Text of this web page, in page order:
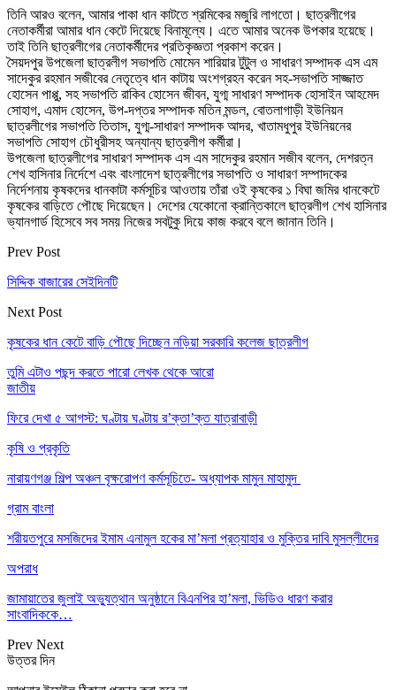
তিনি আরও বলেন, আমার পাকা ধান কাটতে শ্রমিকের মজুরি লাগতো। ছাত্রলীগের
নেতাকর্মীরা আমার ধান কেটে দিয়েছে বিনামূল্যে। এতে আমার অনেক উপকার হয়েছে।
তাই তিনি ছাত্রলীগের নেতাকর্মীদের প্রতিকৃজ্ঞতা প্রকাশ করেন।
সৈয়দপুর উপজেলা ছাত্রলীগ সভাপতি মোমেন শারিয়ার টুটুল ও সাধারণ সম্পাদক এস এম
সাদেকুর রহমান সজীবের নেতৃত্বে ধান কাটায় অংশগ্রহন করেন সহ-সভাপতি সাজ্জাত
হোসেন পাপ্পু, সহ সভাপতি রাকিব হোসেন জীবন, যুগ্ম সাধারণ সম্পাদক হোসাইন আহমেদ
সোহাগ, এমাদ হোসেন, উপ-দপ্তর সম্পাদক মতিন মন্ডল, বোতলাগাড়ী ইউনিয়ন
ছাত্রলীগের সভাপতি তিতাস, যুগ্ম-সাধারণ সম্পাদক আদর, খাতামধুপুর ইউনিয়নের
সভাপতি সোহাগ চৌধুরীসহ অন্যান্য ছাত্রলীগ কর্মীরা।
উপজেলা ছাত্রলীগের সাধারণ সম্পাদক এস এম সাদেকুর রহমান সজীব বলেন, দেশরত্ন
শেখ হাসিনার নির্দেশে এবং বাংলাদেশ ছাত্রলীগের সভাপতি ও সাধারণ সম্পাদকের
নির্দেশনায় কৃষকদের ধানকাটা কর্মসূচির আওতায় তাঁরা ওই কৃষকের ১ বিঘা জমির ধানকেটে
কৃষকের বাড়িতে পৌছে দিয়েছেন। দেশের যেকোনো ক্রান্তিকালে ছাত্রলীগ শেখ হাসিনার
ভ্যানগার্ড হিসেবে সব সময় নিজের সবটুকু দিয়ে কাজ করবে বলে জানান তিনি।
Prev Post
সিদ্দিক বাজারের সেইদিনটি
Next Post
কৃষকের ধান কেটে বাড়ি পৌছে দিচ্ছেন নড়িয়া সরকারি কলেজ ছাত্রলীগ
তুমি এটাও পছন্দ করতে পারো লেখক থেকে আরো
জাতীয়
ফিরে দেখা ৫ আগস্ট: ঘণ্টায় ঘণ্টায় র’ক্তা’ক্ত যাত্রাবাড়ী
কৃষি ও প্রকৃতি
নারায়ণগঞ্জ শিল্প অঞ্চল বৃক্ষরোপণ কর্মসূচিতে- অধ্যাপক মামুন মাহামুদ
গ্রাম বাংলা
শরীয়তপুরে মসজিদের ইমাম এনামুল হকের মা’মলা প্রত্যাহার ও মুক্তির দাবি মুসল্লীদের
অপরাধ
জামায়াতের জুলাই অভ্যুত্থান অনুষ্ঠানে বিএনপির হা’মলা, ভিডিও ধারণ করার
সাংবাদিককে…
Prev Next
উত্তর দিন